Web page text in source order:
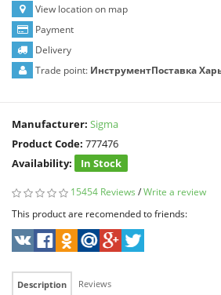
View location on map
Payment
Delivery
Trade point: ИнструментПоставка
Manufacturer: Sigma
Product Code: 777476
Availability:
In Stock
15454 Reviews /Write a review
This product are recomended to friends:
Description Reviews